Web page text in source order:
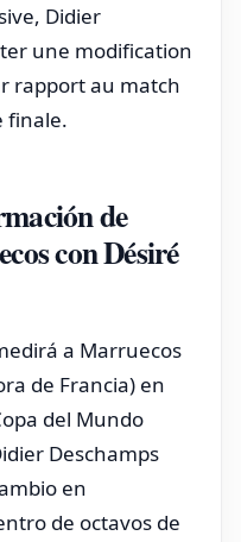
Didier
une modification
rapport au match
finale.
de
con Désiré
a Marruecos
de Francia) en
del Mundo
Deschamps
en
de octavos de